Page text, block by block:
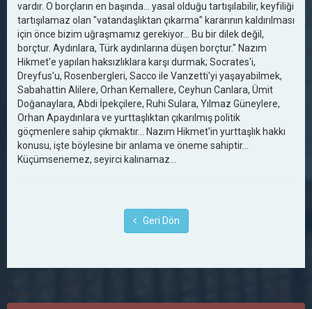
vardır. O borçların en başında... yasal olduğu tartışılabilir, keyfiliği
tartışılamaz olan "vatandaşlıktan çıkarma" kararının kaldırılması
için önce bizim uğraşmamız gerekiyor... Bu bir dilek değil,
borçtur. Aydınlara, Türk aydınlarına düşen borçtur." Nazım
Hikmet'e yapılan haksızlıklara karşı durmak; Socrates'i,
Dreyfus'u, Rosenbergleri, Sacco ile Vanzetti'yi yaşayabilmek,
Sabahattin Alilere, Orhan Kemallere, Ceyhun Canlara, Ümit
Doğanaylara, Abdi İpekçilere, Ruhi Sulara, Yılmaz Güneylere,
Orhan Apaydınlara ve yurttaşlıktan çıkarılmış politik
göçmenlere sahip çıkmaktır... Nazım Hikmet'in yurttaşlık hakkı
konusu, işte böylesine bir anlama ve öneme sahiptir...
Küçümsenemez, seyirci kalınamaz...
Geri Dön